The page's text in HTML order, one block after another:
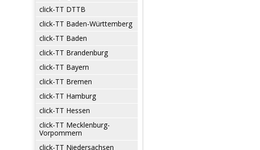
click-TT DTTB
click-TT Baden-Württemberg
click-TT Baden
click-TT Brandenburg
click-TT Bayern
click-TT Bremen
click-TT Hamburg
click-TT Hessen
click-TT Mecklenburg-
Vorpommern
click-TT Niedersachsen